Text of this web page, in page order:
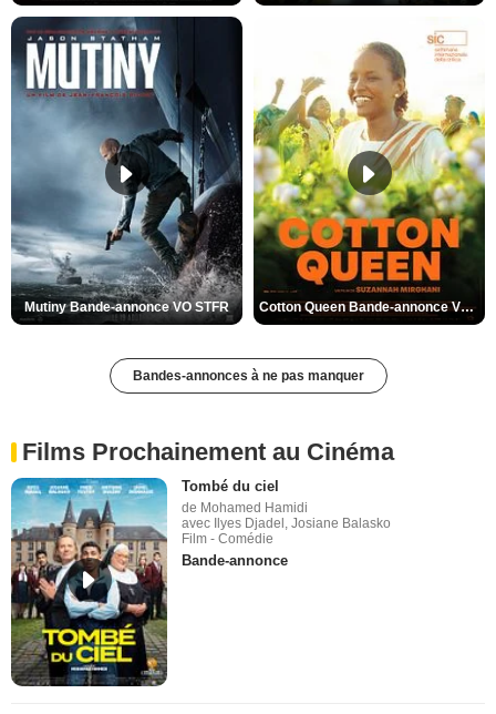
Mutiny Bande-annonce VO STFR Cotton Queen Bande-annonce VO STFR
Bandes-annonces à ne pas manquer
Films Prochainement au Cinéma
Tombé du ciel
de Mohamed Hamidi
avec Ilyes Djadel, Josiane Balasko
Film - Comédie
Bande-annonce